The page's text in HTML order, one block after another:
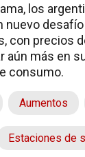
los
nuevo
con precios
aún más en
consumo.
Aumentos
Estaciones de